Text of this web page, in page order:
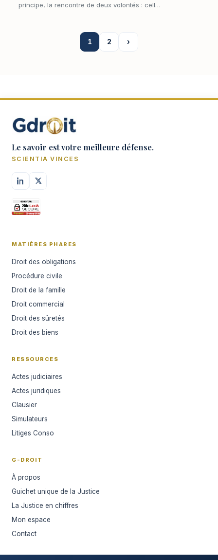
principe, la rencontre de deux volontés : celle
1 2 ›
Le savoir est votre meilleure défense.
SCIENTIA VINCES
MATIÈRES PHARES
Droit des obligations
Procédure civile
Droit de la famille
Droit commercial
Droit des sûretés
Droit des biens
RESSOURCES
Actes judiciaires
Actes juridiques
Clausier
Simulateurs
Litiges Conso
G-DROIT
À propos
Guichet unique de la Justice
La Justice en chiffres
Mon espace
Contact